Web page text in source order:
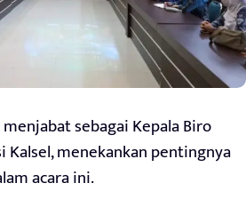
sebagai Kepala Biro
Kalsel, menekankan pentingnya
acara ini.